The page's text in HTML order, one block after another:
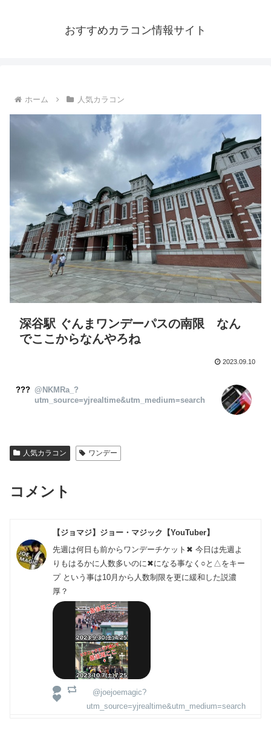
おすすめカラコン情報サイト
ホーム 人気カラコン
深谷駅 ぐんまワンデーパスの南限 なん
でここからなんやろね
2023.09.10
?‌?‌? @NKMRa_?
utm_source=yjrealtime&utm_medium=search
人気カラコン ワンデー
コメント
【ジョマジ】ジョー・マジック【YouTuber】
先週は何日も前からワンデーチケット✖︎ 今日は先週よ
りもはるかに人数多いのに✖︎になる事なく○と△をキー
プ という事は10月から人数制限を更に緩和した説濃
厚？
@joejoemagic?
utm_source=yjrealtime&utm_medium=search